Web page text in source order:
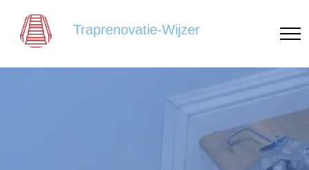
Traprenovatie-Wijzer